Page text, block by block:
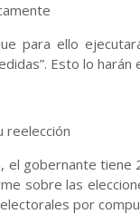
para ello
Esto lo
reelección
el gobernante tiene
sobre las
por